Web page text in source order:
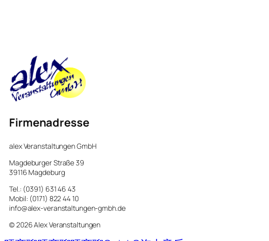
Firmenadresse
alex Veranstaltungen GmbH
Magdeburger Straße 39
39116 Magdeburg
Tel.: (0391) 631 46 43
Mobil: (0171) 822 44 10
info@alex-veranstaltungen-gmbh.de
© 2026 Alex Veranstaltungen